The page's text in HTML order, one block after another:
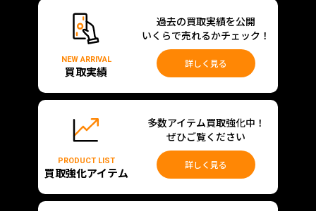
NEW ARRIVAL
買取実績
過去の買取実績を公開
いくらで売れるかチェック！
詳しく見る
PRODUCT LIST
買取強化アイテム
多数アイテム買取強化中！
ぜひご覧ください
詳しく見る